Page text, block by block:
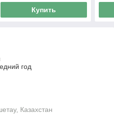
Купить
год
Казахстан